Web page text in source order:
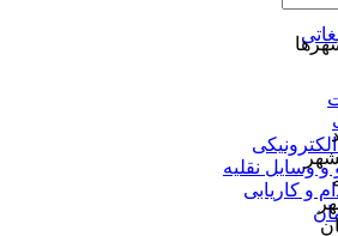
و وسایل نقلیه
و کاریابی